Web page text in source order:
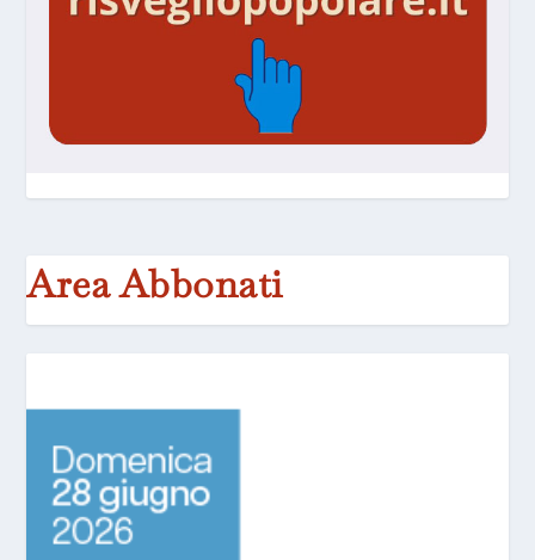
Area Abbonati